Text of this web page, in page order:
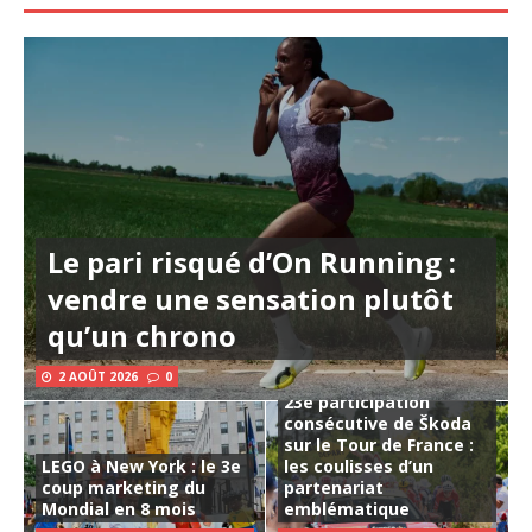
Le pari risqué d’On Running :
vendre une sensation plutôt
qu’un chrono
2 AOÛT 2026 0
LEGO à New York : le 3e
coup marketing du
Mondial en 8 mois
23e participation
consécutive de Škoda
sur le Tour de France :
les coulisses d’un
partenariat
emblématique